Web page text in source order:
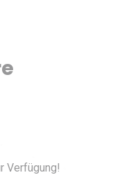
Verfügung!